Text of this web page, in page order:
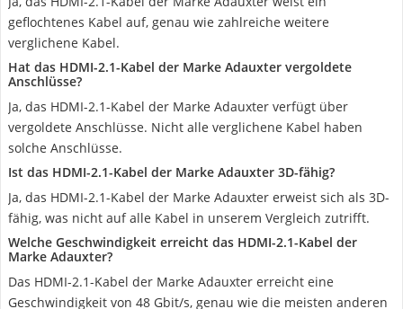
geflochtenes Kabel auf, genau wie zahlreiche weitere
verglichene Kabel.
Hat das HDMI-2.1-Kabel der Marke Adauxter vergoldete
Anschlüsse?
Ja, das HDMI-2.1-Kabel der Marke Adauxter verfügt über
vergoldete Anschlüsse. Nicht alle verglichene Kabel haben
solche Anschlüsse.
Ist das HDMI-2.1-Kabel der Marke Adauxter 3D-fähig?
Ja, das HDMI-2.1-Kabel der Marke Adauxter erweist sich als 3D-
fähig, was nicht auf alle Kabel in unserem Vergleich zutrifft.
Welche Geschwindigkeit erreicht das HDMI-2.1-Kabel der
Marke Adauxter?
Das HDMI-2.1-Kabel der Marke Adauxter erreicht eine
Geschwindigkeit von 48 Gbit/s, genau wie die meisten anderen